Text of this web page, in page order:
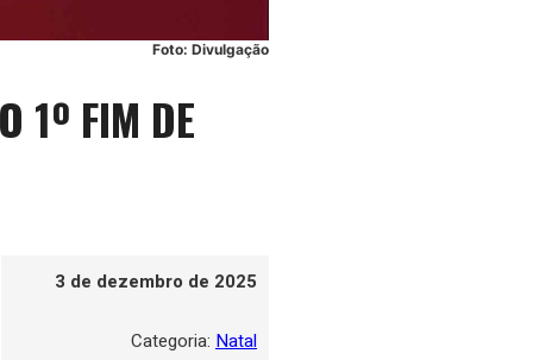
Foto: Divulgação
1º FIM DE
3 de dezembro de 2025
Categoria: Natal